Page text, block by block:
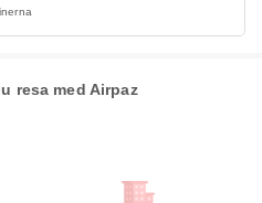
resa med Airpaz